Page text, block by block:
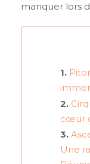
manquer lors
cœur
Une